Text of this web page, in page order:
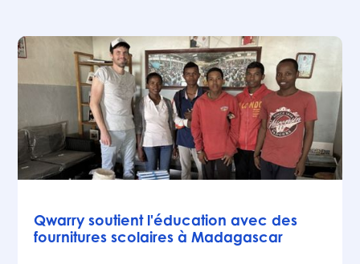
Qwarry soutient l'éducation avec des
fournitures scolaires à Madagascar